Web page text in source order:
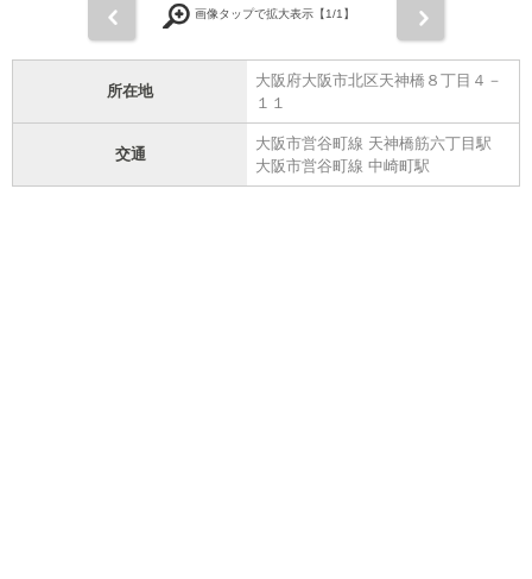
画像タップで拡大表示【1/1】
所在地
大阪府大阪市北区天神橋８丁目４－
１１
交通
大阪市営谷町線 天神橋筋六丁目駅
大阪市営谷町線 中崎町駅